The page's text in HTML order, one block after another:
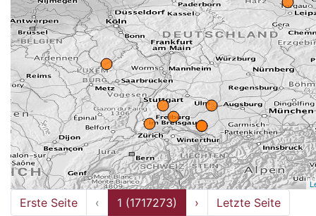
Erste Seite ‹ 1 (1717273) › Letzte Seite